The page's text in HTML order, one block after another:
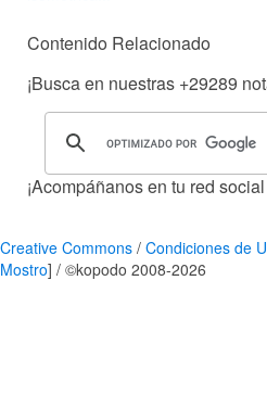
Contenido Relacionado
¡Busca en nuestras +29289
¡Acompáñanos en tu red
Creative Commons / Condiciones de
Mostro] / ©kopodo 2008-2026